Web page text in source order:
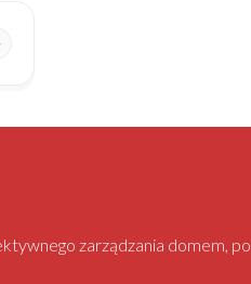
zarządzania domem, po